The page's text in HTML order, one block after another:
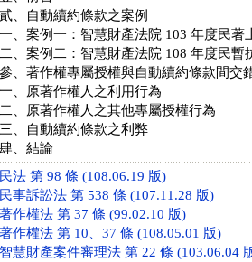
貳、自動續約條款之案例
一、案例一：智慧財產法院 103 年度民著
二、案例二：智慧財產法院 108 年度民暫
參、著作權專屬授權與自動續約條款間交
一、原著作權人之利用行為
二、原著作權人之其他專屬授權行為
三、自動續約條款之利弊
肆、結論
民法 第 98 條 (108.06.19 版)
民事訴訟法 第 538 條 (107.11.28 版)
著作權法 第 37 條 (99.02.10 版)
著作權法 第 10、37 條 (108.05.01 版)
智慧財產案件審理法 第 22 條 (103.06.04